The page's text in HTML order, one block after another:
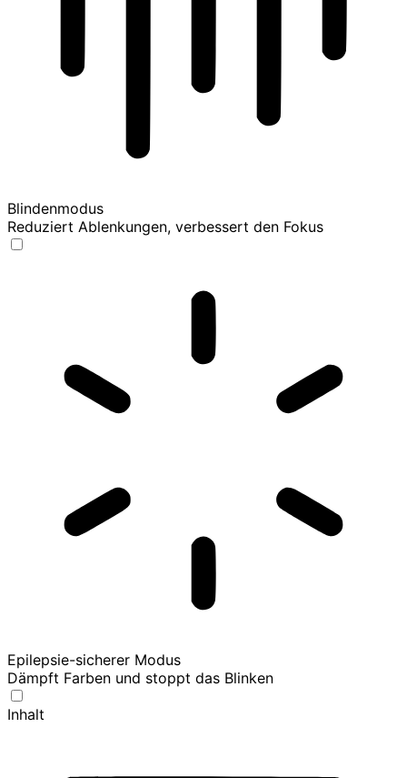
Blindenmodus
Reduziert Ablenkungen, verbessert den Fokus
Epilepsie-sicherer Modus
Dämpft Farben und stoppt das Blinken
Inhalt